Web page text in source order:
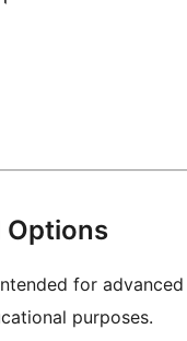
Options
for
purposes.